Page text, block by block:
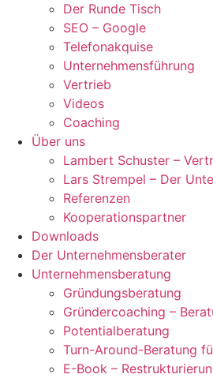
Der Runde Tisch
SEO – Google
Telefonakquise
Unternehmensführung
Vertrieb
Videos
Coaching
Über uns
Lambert Schuster –
Lars Strempel – Der
Referenzen
Kooperationspartner
Downloads
Der Unternehmensberater
Unternehmensberatung
Gründungsberatung
Gründercoaching –
Potentialberatung
Turn-Around-Beratung
E-Book –